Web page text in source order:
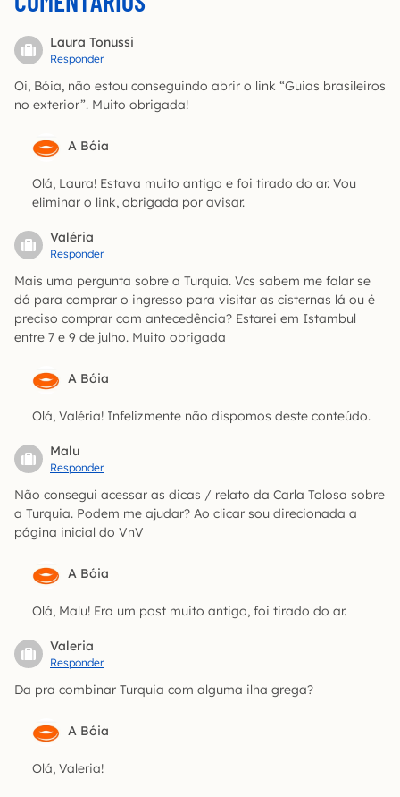
Laura Tonussi
Responder
Oi, Bóia, não estou conseguindo abrir o link “Guias brasileiros
no exterior”. Muito obrigada!
A Bóia
Olá, Laura! Estava muito antigo e foi tirado do ar. Vou
eliminar o link, obrigada por avisar.
Valéria
Responder
Mais uma pergunta sobre a Turquia. Vcs sabem me falar se
dá para comprar o ingresso para visitar as cisternas lá ou é
preciso comprar com antecedência? Estarei em Istambul
entre 7 e 9 de julho. Muito obrigada
A Bóia
Olá, Valéria! Infelizmente não dispomos deste conteúdo.
Malu
Responder
Não consegui acessar as dicas / relato da Carla Tolosa sobre
a Turquia. Podem me ajudar? Ao clicar sou direcionada a
página inicial do VnV
A Bóia
Olá, Malu! Era um post muito antigo, foi tirado do ar.
Valeria
Responder
Da pra combinar Turquia com alguma ilha grega?
A Bóia
Olá, Valeria!